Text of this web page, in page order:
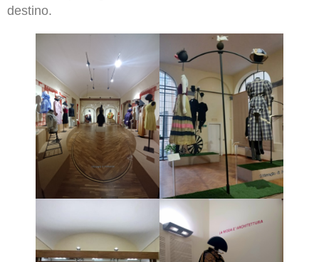
destino.